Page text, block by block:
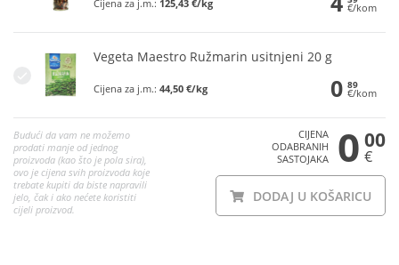
Cijena za j.m.: 125,43 €/kg €/kom
Vegeta Maestro Ružmarin usitnjeni 20 g
Cijena za j.m.: 44,50 €/kg 0 89
€/kom
Budući da vam ne možemo
prodati manje od jednog
proizvoda (kao što je pola sira),
ovo je cijena svih proizvoda koje
trebate kupiti da biste napravili
jelo, čak i ako nećete koristiti
cijeli proizvod.
CIJENA
ODABRANIH
SASTOJAKA
0 00
€
DODAJ U KOŠARICU